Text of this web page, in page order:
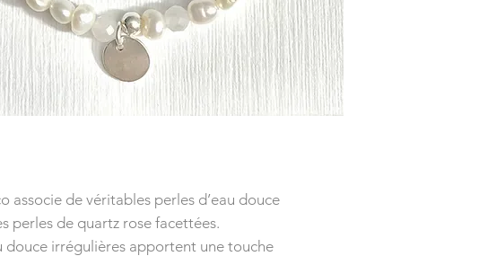
associe de véritables perles d’eau douce
perles de quartz rose facettées.
douce irrégulières apportent une touche